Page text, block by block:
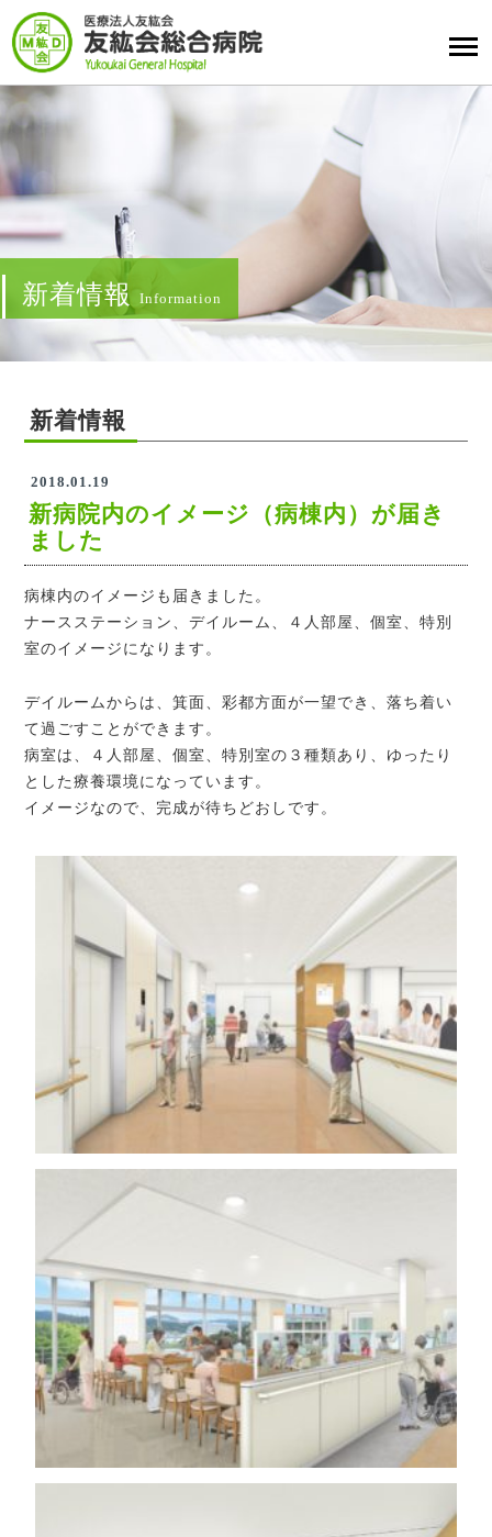
新着情報 Information
新着情報
2018.01.19
新病院内のイメージ（病棟内）が届き
ました
病棟内のイメージも届きました。
ナースステーション、デイルーム、４人部屋、個室、特別
室のイメージになります。
デイルームからは、箕面、彩都方面が一望でき、落ち着い
て過ごすことができます。
病室は、４人部屋、個室、特別室の３種類あり、ゆったり
とした療養環境になっています。
イメージなので、完成が待ちどおしです。